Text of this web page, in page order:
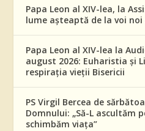
Papa Leon al XIV-lea, la
lume așteaptă de la voi noi
Papa Leon al XIV-lea la
august 2026: Euharistia și
respirația vieții Bisericii
PS Virgil Bercea de
Domnului: „Să-L ascultăm
schimbăm viața”